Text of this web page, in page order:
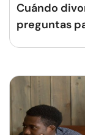
Cuándo
preguntas